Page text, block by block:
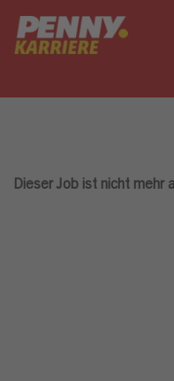
Dieser Job ist nicht mehr